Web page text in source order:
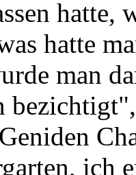
hatte,
hatte
man
ich